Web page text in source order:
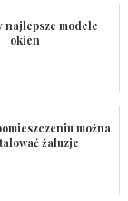
najlepsze modele
okien
można
żaluzje